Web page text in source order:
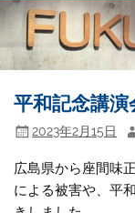
平和記念講演
2023年2月15日
広島県から座間味
による被害や、平